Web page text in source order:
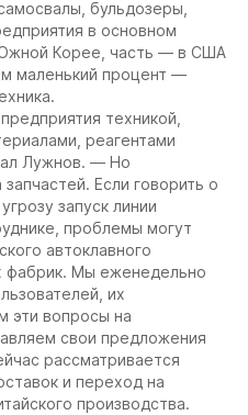
бульдозеры,
в основном
Корее, часть — в США
маленький процент —
техникой,
реагентами
Лужнов. — Но
Если говорить о
запуск линии
проблемы могут
автоклавного
фабрик. Мы еженедельно
их
эти вопросы на
свои предложения
рассматривается
и переход на
производства.